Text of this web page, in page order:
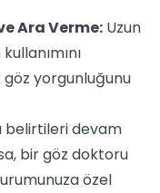
Ara Verme: Uzun
göz yorgunluğunu
belirtileri devam
bir göz doktoru
özel